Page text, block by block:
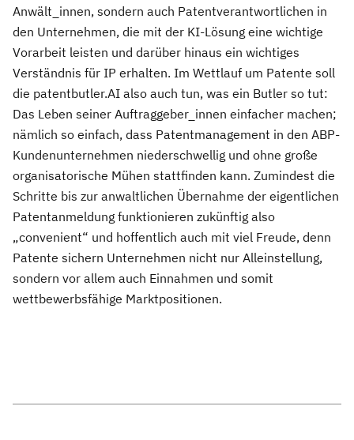
Anwält_innen, sondern auch Patentverantwortlichen in
den Unternehmen, die mit der KI-Lösung eine wichtige
Vorarbeit leisten und darüber hinaus ein wichtiges
Verständnis für IP erhalten. Im Wettlauf um Patente soll
die patentbutler.AI also auch tun, was ein Butler so tut:
Das Leben seiner Auftraggeber_innen einfacher machen;
nämlich so einfach, dass Patentmanagement in den ABP-
Kundenunternehmen niederschwellig und ohne große
organisatorische Mühen stattfinden kann. Zumindest die
Schritte bis zur anwaltlichen Übernahme der eigentlichen
Patentanmeldung funktionieren zukünftig also
„convenient“ und hoffentlich auch mit viel Freude, denn
Patente sichern Unternehmen nicht nur Alleinstellung,
sondern vor allem auch Einnahmen und somit
wettbewerbsfähige Marktpositionen.